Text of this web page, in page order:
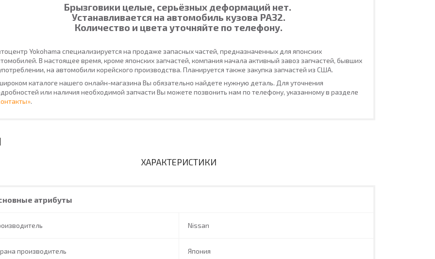
Брызговики целые, серьёзных деформаций нет.
Устанавливается на автомобиль кузова PA32.
Количество и цвета уточняйте по телефону.
Yokohama специализируется на продаже запасных частей, предназначенных для японских
В настоящее время, кроме японских запчастей, компания начала активный завоз запчастей, бывших
на автомобили корейского производства. Планируется также закупка запчастей из США.
каталоге нашего онлайн-магазина Вы обязательно найдете нужную деталь. Для уточнения
или наличия необходимой запчасти Вы можете позвонить нам по телефону, указанному в разделе
.
ХАРАКТЕРИСТИКИ
атрибуты
Nissan
производитель Япония